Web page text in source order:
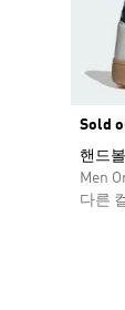
Sold
핸드
Men
다른